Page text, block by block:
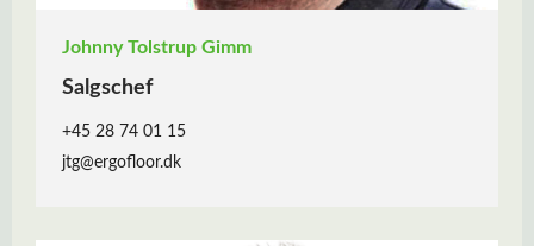
Johnny Tolstrup Gimm
Salgschef
+45 28 74 01 15
jtg@ergofloor.dk